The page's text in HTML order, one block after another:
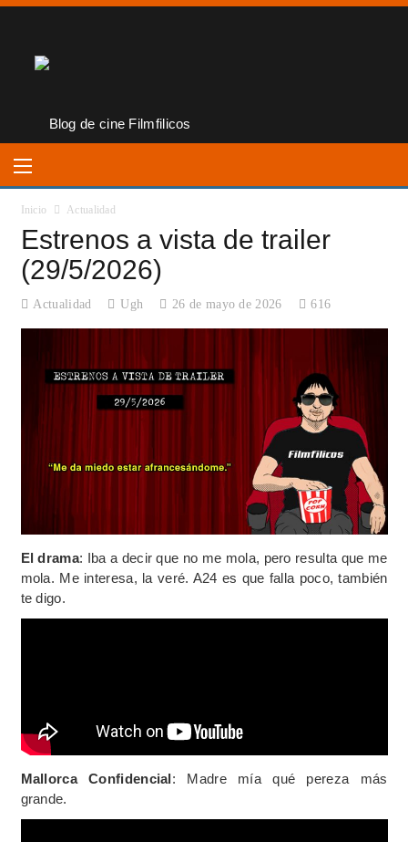
Inicio Actualidad
Estrenos a vista de trailer
(29/5/2026)
Actualidad Ugh 26 de mayo de 2026 616
El drama: Iba a decir que no me mola, pero resulta que me
mola. Me interesa, la veré. A24 es que falla poco, también
te digo.
Mallorca Confidencial: Madre mía qué pereza más
grande.